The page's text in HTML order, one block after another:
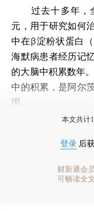
过去十多年，
元，用于研究如何
中在β淀粉状蛋白
海默病患者经历记
的大脑中积累数年
中的积累，是阿尔
因。
本文共计
登录 后
财新通会
可畅读全